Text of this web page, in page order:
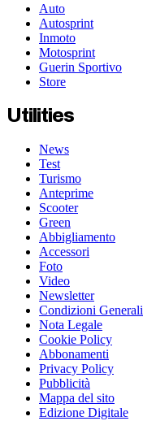
Auto
Autosprint
Inmoto
Motosprint
Guerin Sportivo
Store
Utilities
News
Test
Turismo
Anteprime
Scooter
Green
Abbigliamento
Accessori
Foto
Video
Newsletter
Condizioni Generali
Nota Legale
Cookie Policy
Abbonamenti
Privacy Policy
Pubblicità
Mappa del sito
Edizione Digitale